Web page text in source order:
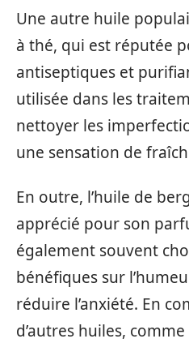
Une autre huile
à thé, qui est réputée
antiseptiques et
utilisée dans les
nettoyer les
une sensation de
En outre, l’huile de
apprécié pour son
également souvent
bénéfiques sur
réduire l’anxiété. En
d’autres huiles,